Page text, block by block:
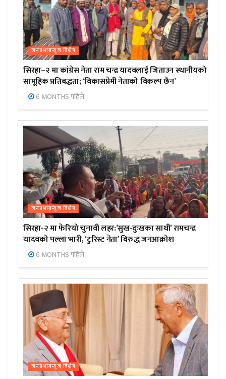
जनप्रभाबन्युज विशेष
सिरहा–२ मा कांग्रेस नेता राम चन्द्र यादवलाई जिताउन स्थानीयको
सामूहिक प्रतिबद्धता; ‘विकासप्रेमी नेताको विकल्प छैन’
6 MONTHS पहिले
जनप्रभाबन्युज विशेष
सिरहा-२ मा फेरियो चुनावी लहर:’सुख-दुःखका साथी’ रामचन्द्र
यादवको पल्ला भारी, ‘टुरिस्ट नेता’ विरुद्ध जनआक्रोश
6 MONTHS पहिले
जनप्रभाबन्युज विशेष